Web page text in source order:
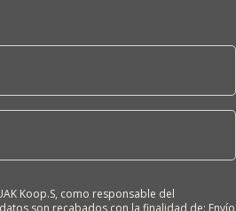
Koop.S, como responsable del
son recabados con la finalidad de: Envío